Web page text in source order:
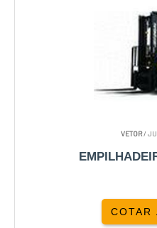
VETOR/
COTAR